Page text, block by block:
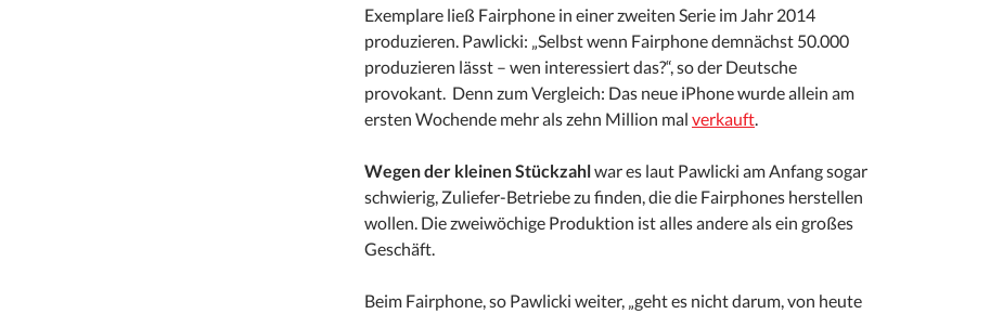
Exemplare ließ Fairphone in einer zweiten Serie im Jahr 2014
produzieren. Pawlicki: „Selbst wenn Fairphone demnächst 50.000
produzieren lässt – wen interessiert das?“, so der Deutsche
provokant. Denn zum Vergleich: Das neue iPhone wurde allein am
ersten Wochende mehr als zehn Million mal verkauft.
Wegen der kleinen Stückzahlwar es laut Pawlicki am Anfang sogar
schwierig, Zuliefer-Betriebe zu finden, die die Fairphones herstellen
wollen. Die zweiwöchige Produktion ist alles andere als ein großes
Geschäft.
Beim Fairphone, so Pawlicki weiter, „geht es nicht darum, von heute